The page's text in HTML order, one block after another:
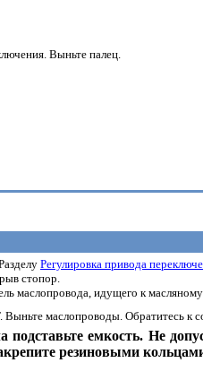
Выньте палец.
Регулировка привода
стопор.
маслопровода, идущего к
маслопроводы. Обратитесь к
емкость. Не
резиновыми